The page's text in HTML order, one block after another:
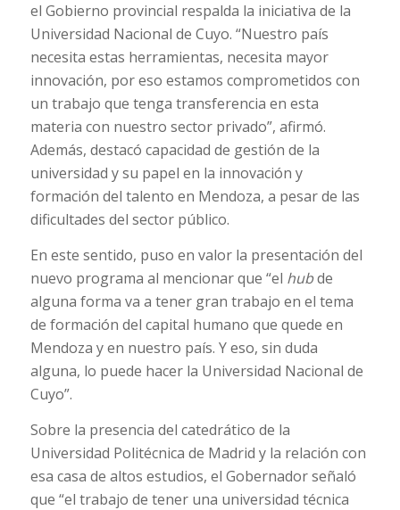
el Gobierno provincial respalda la iniciativa de la
Universidad Nacional de Cuyo. “Nuestro país
necesita estas herramientas, necesita mayor
innovación, por eso estamos comprometidos con
un trabajo que tenga transferencia en esta
materia con nuestro sector privado”, afirmó.
Además, destacó capacidad de gestión de la
universidad y su papel en la innovación y
formación del talento en Mendoza, a pesar de las
dificultades del sector público.
En este sentido, puso en valor la presentación del
nuevo programa al mencionar que “el hubde
alguna forma va a tener gran trabajo en el tema
de formación del capital humano que quede en
Mendoza y en nuestro país. Y eso, sin duda
alguna, lo puede hacer la Universidad Nacional de
Cuyo”.
Sobre la presencia del catedrático de la
Universidad Politécnica de Madrid y la relación con
esa casa de altos estudios, el Gobernador señaló
que “el trabajo de tener una universidad técnica